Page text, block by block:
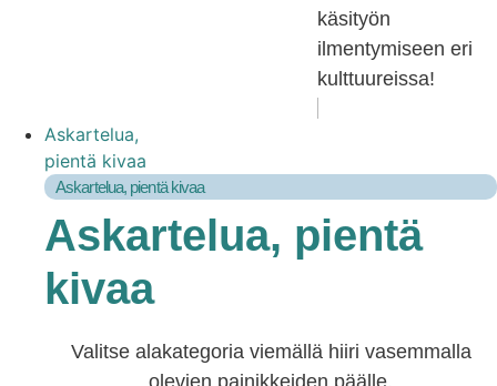
käsityön
ilmentymiseen eri
kulttuureissa!
Askartelua,
pientä kivaa
Askartelua, pientä kivaa
Askartelua, pientä
kivaa
Valitse alakategoria viemällä hiiri vasemmalla
olevien painikkeiden päälle.